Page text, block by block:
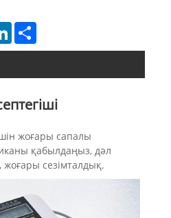
LinkedInShare
жоғары сапалы
қабылдаңыз, дәл
сезімталдық.